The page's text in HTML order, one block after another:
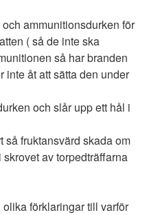
ammunitionsdurken för
( så de inte ska
så har branden
inte åt att sätta den under
och slår upp ett hål i
så fruktansvärd skada om
av torpedträffarna
förklaringar till varför